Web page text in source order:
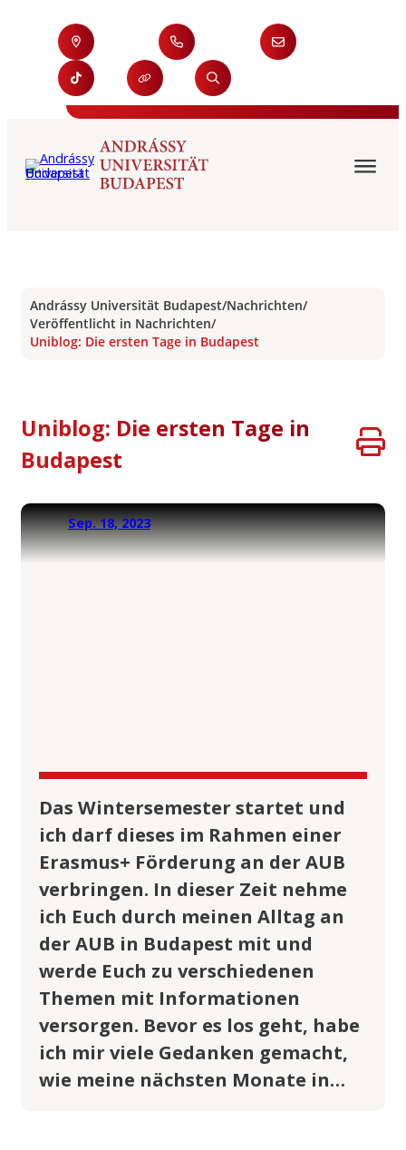
Andrássy Universität Budapest/Nachrichten/
Veröffentlicht in Nachrichten/
Uniblog: Die ersten Tage in Budapest
Uniblog: Die ersten Tage in
Budapest
Sep. 18, 2023
Das Wintersemester startet und
ich darf dieses im Rahmen einer
Erasmus+ Förderung an der AUB
verbringen. In dieser Zeit nehme
ich Euch durch meinen Alltag an
der AUB in Budapest mit und
werde Euch zu verschiedenen
Themen mit Informationen
versorgen. Bevor es los geht, habe
ich mir viele Gedanken gemacht,
wie meine nächsten Monate in…